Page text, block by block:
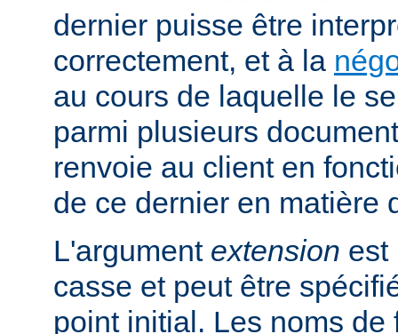
dernier puisse être
correctement, et à la
au cours de laquelle le
parmi plusieurs
renvoie au client en
de ce dernier en matière
L'argument extension est
casse et peut être
point initial. Les noms de